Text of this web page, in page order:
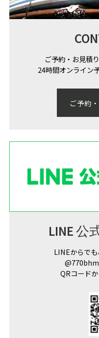
ご予約・お見積
24時間オンライン
ご予約
LINE 公
LINEからでも
QRコードか